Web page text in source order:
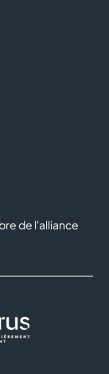
de l'alliance